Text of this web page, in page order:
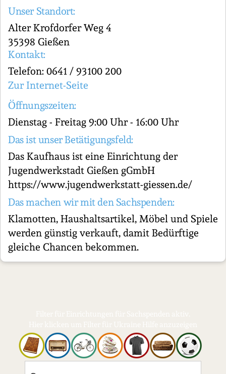
Unser Standort:
Alter Krofdorfer Weg 4
35398 Gießen
Kontakt:
Telefon: 0641 / 93100 200
Zur Internet-Seite
Öffnungszeiten:
Dienstag - Freitag 9:00 Uhr - 16:00 Uhr
Das ist unser Betätigungsfeld:
Das Kaufhaus ist eine Einrichtung der
Jugendwerkstadt Gießen gGmbH
https://www.jugendwerkstatt-giessen.de/
Das machen wir mit den Sachspenden:
Klamotten, Haushaltsartikel, Möbel und Spiele
werden günstig verkauft, damit Bedürftige
gleiche Chancen bekommen.